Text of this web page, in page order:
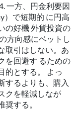
一方、円金利要因
）で短期的 に円高
の好機 外貨投資の
方向感にベットし
取引はしない。あ
を回避す るための
的とする。 よっ
するよりも、購入
クを軽減しなが
する。